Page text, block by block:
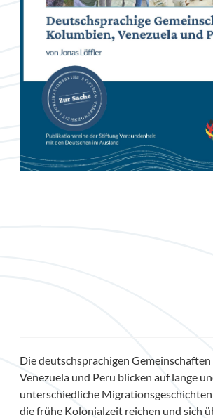
Die deutschsprachigen Gemeinschaften
Venezuela und Peru blicken auf lange
unterschiedliche Migrationsgeschichten
die frühe Kolonialzeit reichen und sich